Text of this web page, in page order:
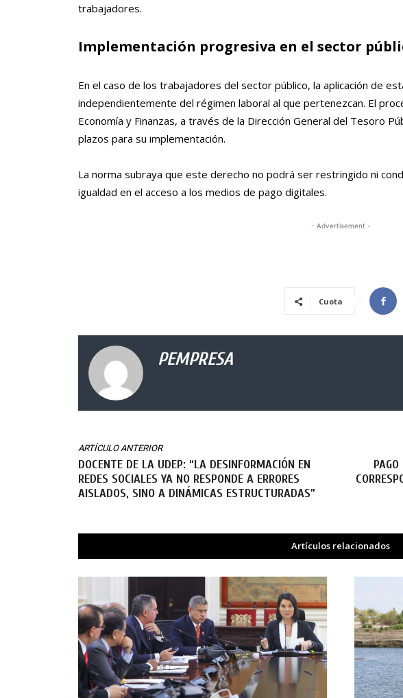
trabajadores.
Implementación progresiva en el sector
En el caso de los trabajadores del sector público, la aplicación de
independientemente del régimen laboral al que pertenezcan. El
Economía y Finanzas, a través de la Dirección General del Tesoro
plazos para su implementación.
La norma subraya que este derecho no podrá ser restringido ni
igualdad en el acceso a los medios de pago digitales.
- Advertisement -
Cuota
PEMPRESA
ARTÍCULO ANTERIOR
DOCENTE DE LA UDEP: “LA DESINFORMACIÓN EN
REDES SOCIALES YA NO RESPONDE A ERRORES
AISLADOS, SINO A DINÁMICAS ESTRUCTURADAS”
Artículos relacionados